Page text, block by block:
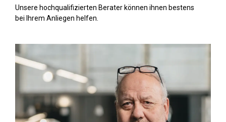
Unsere hochqualifizierten Berater können ihnen bestens
bei Ihrem Anliegen helfen.